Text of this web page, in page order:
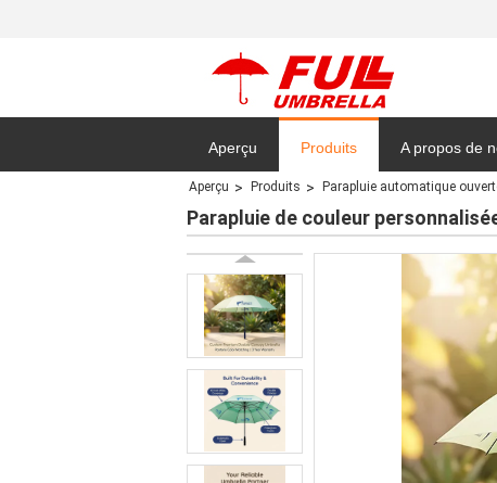
Aperçu Produits A propos de
Plan du site
Aperçu Produits Parapluie automatique
Parapluie de couleur